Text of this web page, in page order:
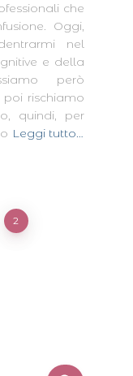
che
Oggi,
nel
e della
però
rischiamo
quindi, per
Leggi tutto…
2